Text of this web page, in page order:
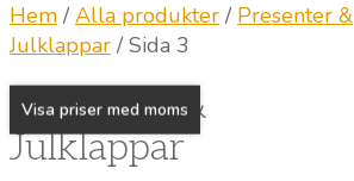
Hem /Alla produkter / Presenter &
Julklappar / Sida 3
Presenter &
Julklappar
Visa priser med moms